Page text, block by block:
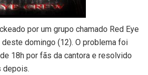
por um grupo chamado Red Eye
domingo (12). O problema foi
18h por fãs da cantora e resolvido
depois.